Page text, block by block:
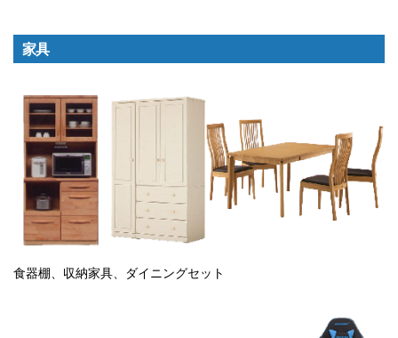
家具
食器棚、収納家具、ダイニングセット